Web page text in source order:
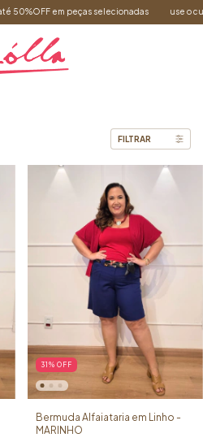
selecionadas use o cupom BEMVINDA
FILTRAR
31 % OFF
Bermuda Alfaiataria em Linho -
MARINHO